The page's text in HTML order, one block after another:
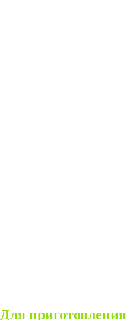
Для приготовления